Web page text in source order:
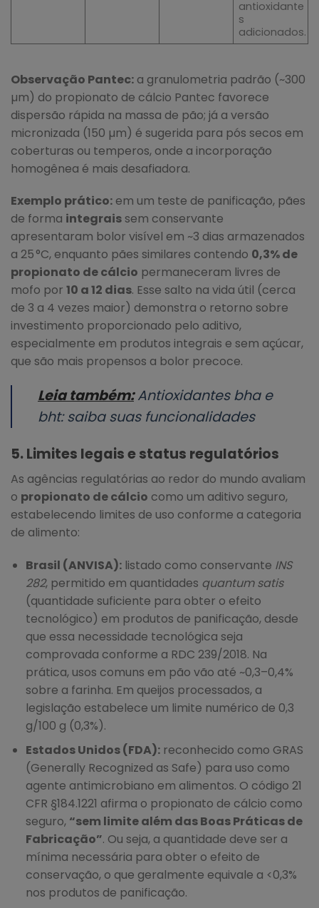
antioxidante
s
adicionados.
Observação Pantec: a granulometria padrão (~300
µm) do propionato de cálcio Pantec favorece
dispersão rápida na massa de pão; já a versão
micronizada (150 µm) é sugerida para pós secos em
coberturas ou temperos, onde a incorporação
homogênea é mais desafiadora.
Exemplo prático: em um teste de panificação, pães
de forma integrais sem conservante
apresentaram bolor visível em ~3 dias armazenados
a 25 °C, enquanto pães similares contendo 0,3% de
propionato de cálcio permaneceram livres de
mofo por 10 a 12 dias. Esse salto na vida útil (cerca
de 3 a 4 vezes maior) demonstra o retorno sobre
investimento proporcionado pelo aditivo,
especialmente em produtos integrais e sem açúcar,
que são mais propensos a bolor precoce.
Leia também: Antioxidantes bha e
bht: saiba suas funcionalidades
5. Limites legais e status regulatórios
As agências regulatórias ao redor do mundo avaliam
o propionato de cálcio como um aditivo seguro,
estabelecendo limites de uso conforme a categoria
de alimento:
Brasil (ANVISA):listado como conservante INS
282, permitido em quantidades quantum satis
(quantidade suficiente para obter o efeito
tecnológico) em produtos de panificação, desde
que essa necessidade tecnológica seja
comprovada conforme a RDC 239/2018. Na
prática, usos comuns em pão vão até ~0,3–0,4%
sobre a farinha. Em queijos processados, a
legislação estabelece um limite numérico de 0,3
g/100 g (0,3%).
Estados Unidos (FDA):reconhecido como GRAS
(Generally Recognized as Safe) para uso como
agente antimicrobiano em alimentos. O código 21
CFR §184.1221 afirma o propionato de cálcio como
seguro, “sem limite além das Boas Práticas de
Fabricação”. Ou seja, a quantidade deve ser a
mínima necessária para obter o efeito de
conservação, o que geralmente equivale a <0,3%
nos produtos de panificação.